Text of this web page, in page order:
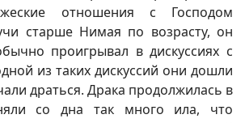
отношения с Господом
старше Нимая по возрасту, он
проигрывал в дискуссиях с
из таких дискуссий они дошли
драться. Драка продолжилась в
со дна так много ила, что